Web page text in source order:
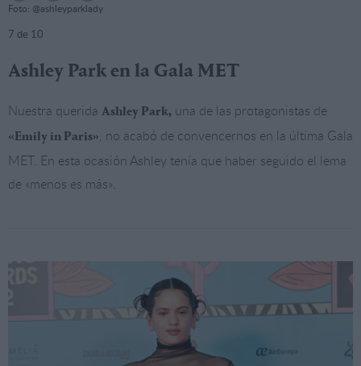
Foto: @ashleyparklady
7 de 10
Ashley Park en la Gala MET
Nuestra querida Ashley Park, una de las protagonistas de
«Emily in Paris», no acabó de convencernos en la última Gala
MET. En esta ocasión Ashley tenía que haber seguido el lema
de «menos es más».